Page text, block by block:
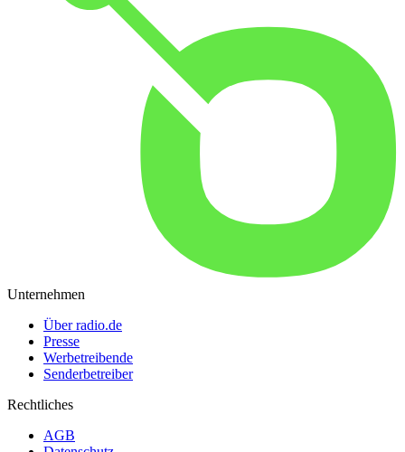
Unternehmen
Über radio.de
Presse
Werbetreibende
Senderbetreiber
Rechtliches
AGB